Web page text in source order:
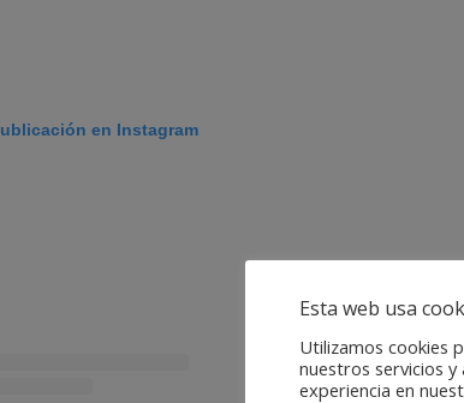
en Instagram
Esta web usa
Utilizamos cookies
nuestros servicios
experiencia en